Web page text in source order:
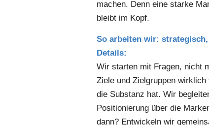
machen. Denn eine starke
bleibt im Kopf.
So arbeiten wir:
Details:
Wir starten mit Fragen, nicht
Ziele und Zielgruppen
die Substanz hat. Wir
Positionierung über die
dann? Entwickeln wir